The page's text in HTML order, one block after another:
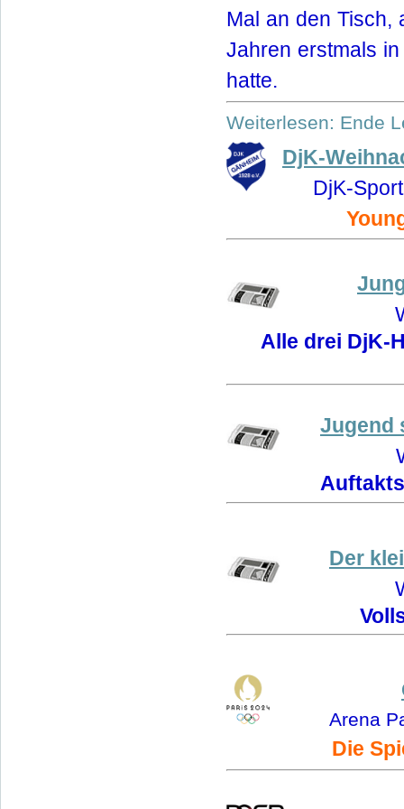
Mal an den Tisch,
Jahren erstmals
hatte.
Weiterlesen: Ende
DjK-
DjK-
Alle drei DjK-
Jugend
Der
Arena
Die